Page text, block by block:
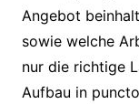
Angebot
sowie welche
nur die richtige
Aufbau in